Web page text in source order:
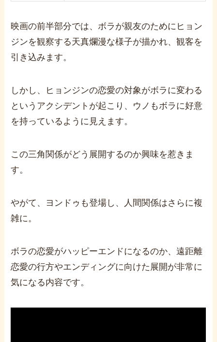
映画の前半部分では、ボラが親友のためにヒョン
ジンを観察する天真爛漫な様子が描かれ、観客を
引き込みます。
しかし、ヒョンジンの恋愛の対象がボラに変わる
というアクシデントが起こり、ウノもボラに好意
を持っているように見えます。
この三角関係がどう展開するのか興味を惹きま
す。
やがて、ヨンドゥも登場し、人間関係はさらに複
雑に。
ボラの恋愛がハッピーエンドになるのか、遠距離
恋愛の行方やエンディングに向けた展開が非常に
気になる内容です。